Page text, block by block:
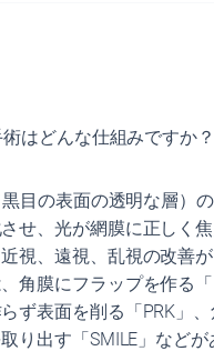
はどんな仕組みですか？
目の表面の透明な層）
せ、光が網膜に正しく
視、遠視、乱視の改善
角膜にフラップを作る「
ず表面を削る「PRK」
り出す「SMILE」など